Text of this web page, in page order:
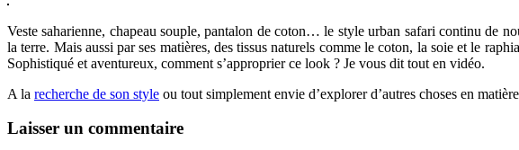
Veste saharienne, chapeau souple, pantalon de coton… le style urban safari continu de
la terre. Mais aussi par ses matières, des tissus naturels comme le coton, la soie et le
Sophistiqué et aventureux, comment s’approprier ce look ? Je vous dit tout en vidéo.
A la recherche de son style ou tout simplement envie d’explorer d’autres choses en
Laisser un commentaire